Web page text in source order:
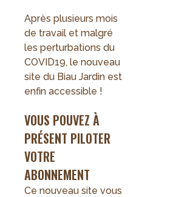
Après plusieurs mois
de travail et malgré
les perturbations du
COVID19, le nouveau
site du Biau Jardin est
enfin accessible !
VOUS POUVEZ À
PRÉSENT PILOTER
VOTRE
ABONNEMENT
Ce nouveau site vous